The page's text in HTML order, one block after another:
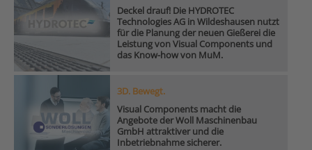
Deckel drauf! Die HYDROTEC
Technologies AG in Wildeshausen nutzt
für die Planung der neuen Gießerei die
Leistung von Visual Components und
das Know-how von MuM.
3D. Bewegt.
Visual Components macht die
Angebote der Woll Maschinenbau
GmbH attraktiver und die
Inbetriebnahme sicherer.